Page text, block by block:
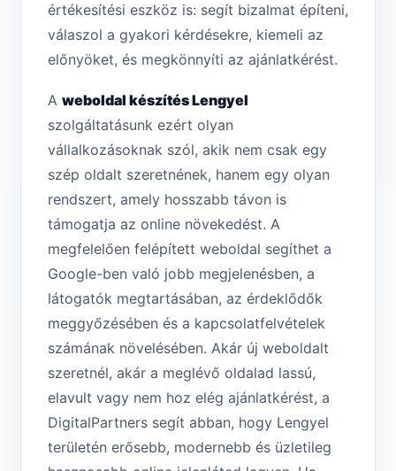
értékesítési eszköz is: segít bizalmat építeni,
válaszol a gyakori kérdésekre, kiemeli az
előnyöket, és megkönnyíti az ajánlatkérést.
A weboldal készítés Lengyel
szolgáltatásunk ezért olyan
vállalkozásoknak szól, akik nem csak egy
szép oldalt szeretnének, hanem egy olyan
rendszert, amely hosszabb távon is
támogatja az online növekedést. A
megfelelően felépített weboldal segíthet a
Google-ben való jobb megjelenésben, a
látogatók megtartásában, az érdeklődők
meggyőzésében és a kapcsolatfelvételek
számának növelésében. Akár új weboldalt
szeretnél, akár a meglévő oldalad lassú,
elavult vagy nem hoz elég ajánlatkérést, a
DigitalPartners segít abban, hogy Lengyel
területén erősebb, modernebb és üzletileg